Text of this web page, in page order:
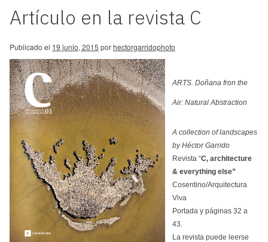
Artículo en la revista C
Publicado el 19 junio, 2015 porhectorgarridophoto
ARTS. Doñana fron the
Air: Natural Abstraction
A collection of landscapes
by Héctor Garrido
Revista “C, architecture
& everything else”
Cosentino/Arquitectura
Viva
Portada y páginas 32 a
43.
La revista puede leerse